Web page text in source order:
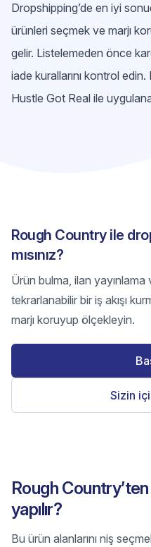
Dropshipping’de en iyi
ürünleri seçmek ve marjı
gelir. Listelemeden önce
iade kurallarını kontrol
Hustle Got Real ile
Rough Country ile
mısınız?
Ürün bulma, ilan
tekrarlanabilir bir iş akışı
marjı koruyup ölçekleyin.
Sizin
Rough
yapılır?
Bu ürün alanlarını niş